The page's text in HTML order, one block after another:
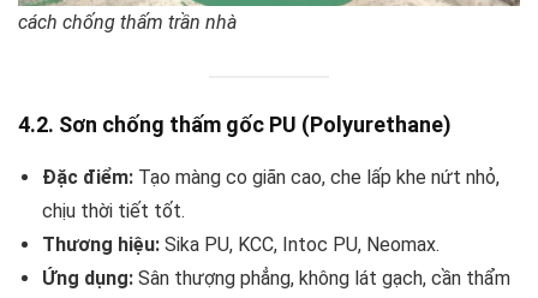
cách chống thấm trần nhà
4.2. Sơn chống thấm gốc PU (Polyurethane)
Đặc điểm: Tạo màng co giãn cao, che lấp khe nứt nhỏ,
chịu thời tiết tốt.
Thương hiệu: Sika PU, KCC, Intoc PU, Neomax.
Ứng dụng: Sân thượng phẳng, không lát gạch, cần thẩm